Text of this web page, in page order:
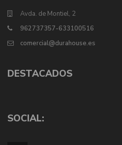
Avda. de Montiel, 2
962737357-633100516
comercial@durahouse.es
DESTACADOS
SOCIAL: